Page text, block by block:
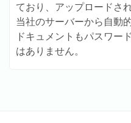
ており、アップロードさ
当社のサーバーから自動
ドキュメントもパスワー
はありません。